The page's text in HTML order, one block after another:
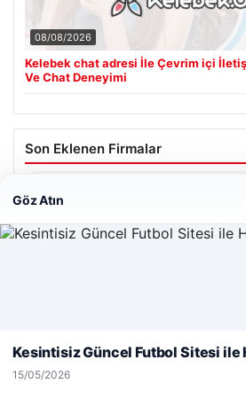
08/08/2026
Kelebek chat adresi İle Çevrim içi
Ve Chat Deneyimi
Son Eklenen Firmalar
Hastaş Beton
© 2026 Habersor – Yeni Haberler
Web sitemizi nasıl kullandığınızı daha
deneyiminizi kişiselleştirmek ve
Göz Atın
Kesintisiz Güncel Futbol Sitesi ile
15/05/2026